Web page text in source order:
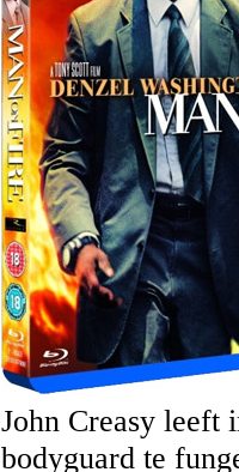
John Creasy leeft
bodyguard te